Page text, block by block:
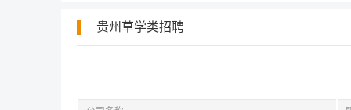
贵州草学类招聘